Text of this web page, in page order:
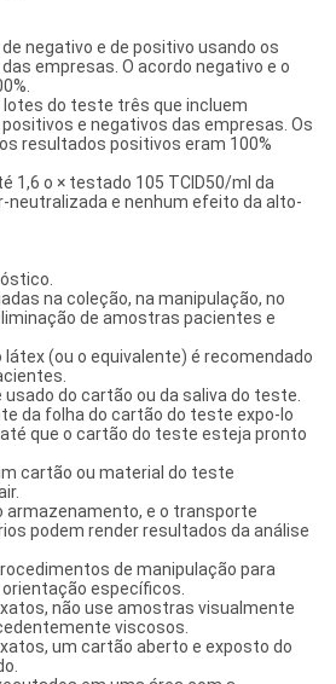
negativo e de positivo usando os
empresas. O acordo negativo e o
do teste três que incluem
e negativos das empresas. Os
resultados positivos eram 100%
1,6 o × testado 105 TCID50/ml da
neutralizada e nenhum efeito da alto-
na coleção, na manipulação, no
de amostras pacientes e
látex (ou o equivalente) é recomendado
do cartão ou da saliva do teste.
da folha do cartão do teste expo-lo
que o cartão do teste esteja pronto
cartão ou material do teste
armazenamento, e o transporte
podem render resultados da análise
de manipulação para
específicos.
não use amostras visualmente
viscosos.
um cartão aberto e exposto do